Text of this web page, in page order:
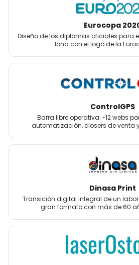
Eurocopa
Diseño de los diplomas oficiales para
lona con el logo de la
ControlGPS
Barra libre operativa: ~12 webs
automatización, closers de venta
Dinasa Print
Transición digital integral de un
gran formato con más de 60